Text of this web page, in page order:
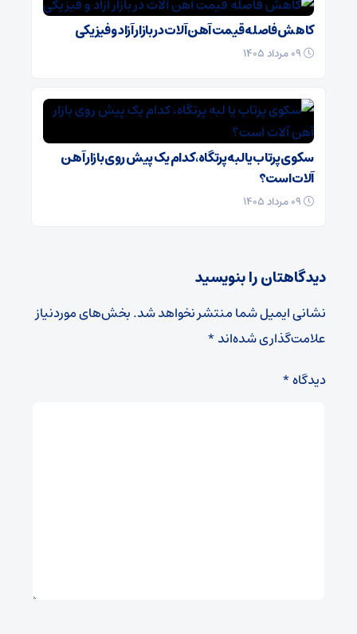
کاهش فاصله قیمت آهن آلات در بازار آزاد و فیزیکی
سکوی پرتاب یا لبه‌ پرتگاه، کدام یک پیش روی بازار آهن
آلات است؟
دیدگاهتان را بنویسید
نشانی ایمیل شما منتشر نخواهد شد.بخش‌های موردنیاز
علامت‌گذاری شده‌اند*
دیدگاه*